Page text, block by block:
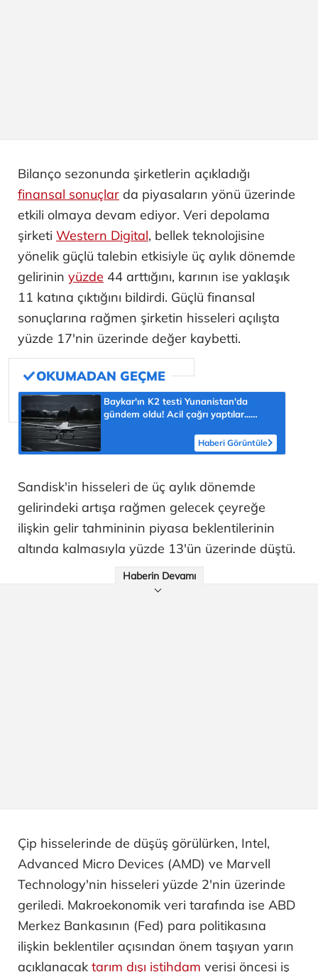
Bilanço sezonunda şirketlerin açıkladığı
finansal sonuçlar da piyasaların yönü üzerinde
etkili olmaya devam ediyor. Veri depolama
şirketi Western Digital, bellek teknolojisine
yönelik güçlü talebin etkisiyle üç aylık dönemde
gelirinin yüzde 44 arttığını, karının ise yaklaşık
11 katına çıktığını bildirdi. Güçlü finansal
sonuçlarına rağmen şirketin hisseleri açılışta
yüzde 17'nin üzerinde değer kaybetti.
Baykar'ın K2 testi Yunanistan'da
gündem oldu! Acil çağrı yaptılar...
Haberi Görüntüle
Sandisk'in hisseleri de üç aylık dönemde
gelirindeki artışa rağmen gelecek çeyreğe
ilişkin gelir tahmininin piyasa beklentilerinin
altında kalmasıyla yüzde 13'ün üzerinde düştü.
Haberin Devamı
Çip hisselerinde de düşüş görülürken, Intel,
Advanced Micro Devices (AMD) ve Marvell
Technology'nin hisseleri yüzde 2'nin üzerinde
geriledi. Makroekonomik veri tarafında ise ABD
Merkez Bankasının (Fed) para politikasına
ilişkin beklentiler açısından önem taşıyan yarın
açıklanacak tarım dışı istihdam verisi öncesi iş